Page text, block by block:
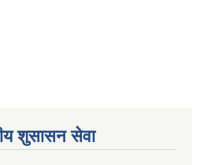
शुसासन सेवा